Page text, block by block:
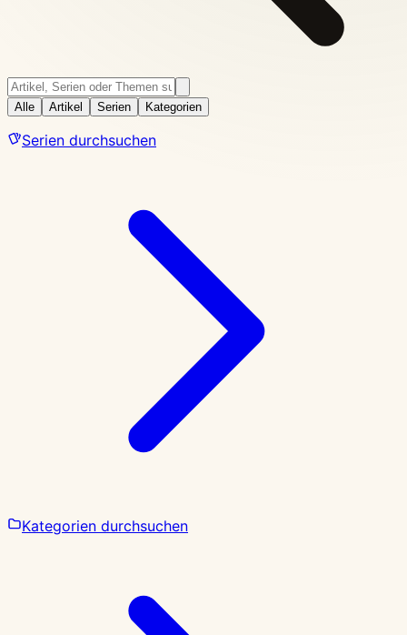
Alle Artikel Serien Kategorien
Serien durchsuchen
Kategorien durchsuchen